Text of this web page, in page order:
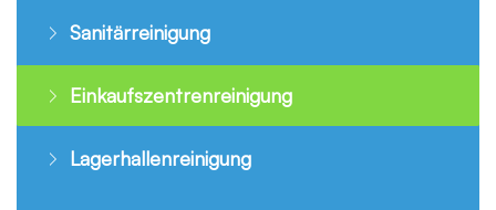
Sanitärreinigung
Einkaufszentrenreinigung
Lagerhallenreinigung